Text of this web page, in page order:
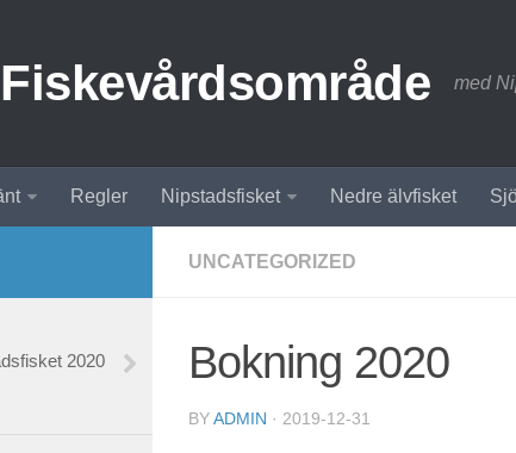
med
Regler Nipstadsfisket Nedre älvfisket
UNCATEGORIZED
Bokning 2020
BYADMIN · 2019-12-31
2020